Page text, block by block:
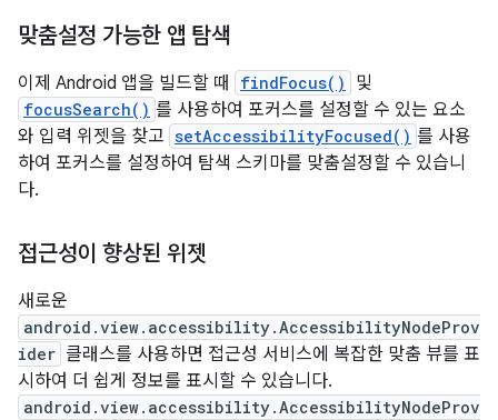
맞춤설정 가능한 앱 탐색
이제 Android 앱을 빌드할 때 findFocus() 및
focusSearch() 를 사용하여 포커스를 설정할 수 있는 요소
와 입력 위젯을 찾고 setAccessibilityFocused() 를 사용
하여 포커스를 설정하여 탐색 스키마를 맞춤설정할 수 있습니
다.
접근성이 향상된 위젯
새로운
android.view.accessibility.AccessibilityNodeProv
ider 클래스를 사용하면 접근성 서비스에 복잡한 맞춤 뷰를 표
시하여 더 쉽게 정보를 표시할 수 있습니다.
android.view.accessibility.AccessibilityNodeProv